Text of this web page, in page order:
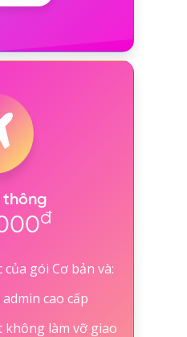
thông
đ
gói Cơ bản và:
cao cấp
không làm vỡ giao